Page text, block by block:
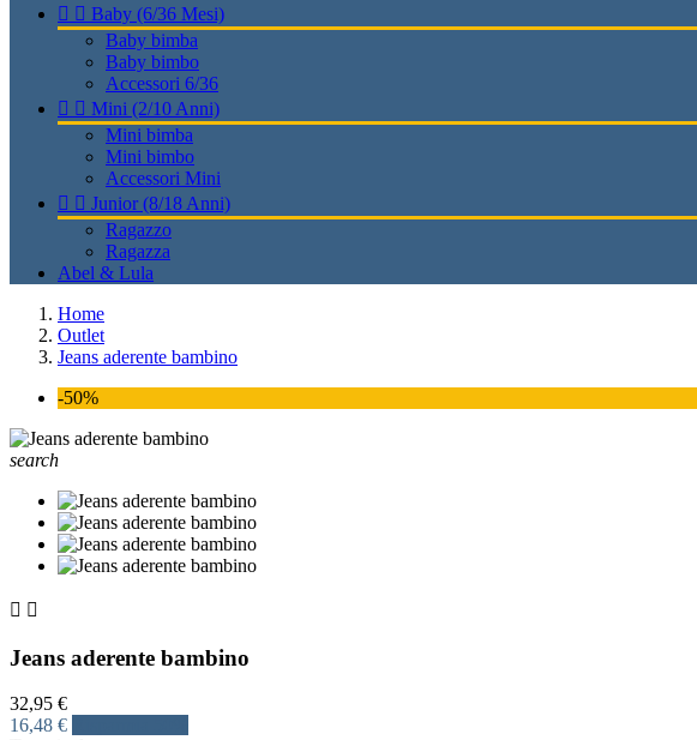
  Baby (6/36 Mesi)
Baby bimba
Baby bimbo
Accessori 6/36
  Mini (2/10 Anni)
Mini bimba
Mini bimbo
Accessori Mini
  Junior (8/18 Anni)
Ragazzo
Ragazza
Abel & Lula
Home
Outlet
Jeans aderente bambino
-50%
search
 
Jeans aderente bambino
32,95 €
16,48 €